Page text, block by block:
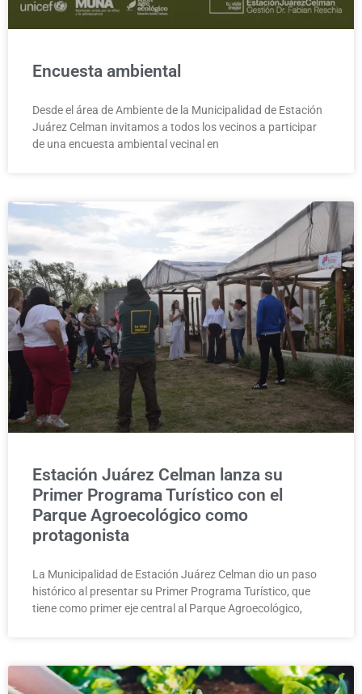
Encuesta ambiental
Desde el área de Ambiente de la Municipalidad de Estación
Juárez Celman invitamos a todos los vecinos a participar
de una encuesta ambiental vecinal en
Estación Juárez Celman lanza su
Primer Programa Turístico con el
Parque Agroecológico como
protagonista
La Municipalidad de Estación Juárez Celman dio un paso
histórico al presentar su Primer Programa Turístico, que
tiene como primer eje central al Parque Agroecológico,